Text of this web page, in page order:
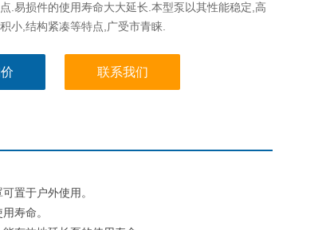
.易损件的使用寿命大大延长.本型泵以其性能稳定,高
小,结构紧凑等特点,广受市青睐.
联系我们
置于户外使用。
寿命。